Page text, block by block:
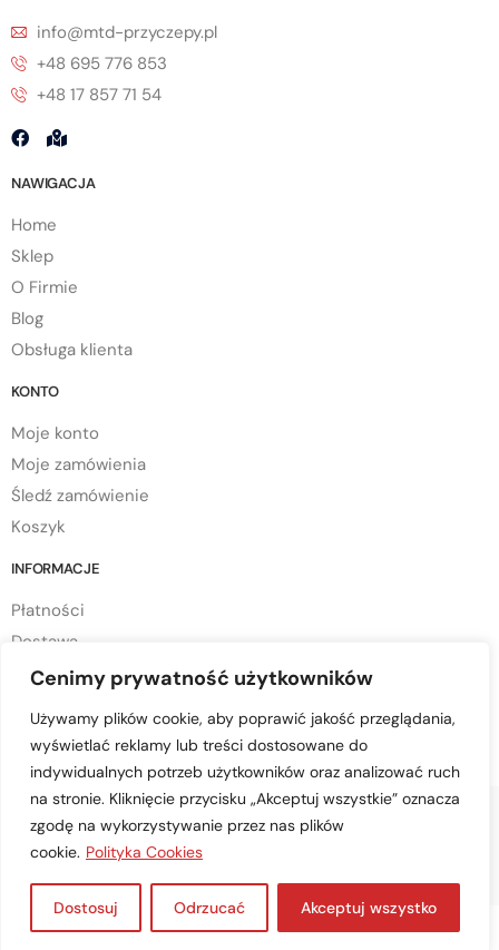
Cenimy prywatność użytkowników
Używamy plików cookie, aby poprawić jakość przeglądania,
wyświetlać reklamy lub treści dostosowane do
indywidualnych potrzeb użytkowników oraz analizować ruch
na stronie. Kliknięcie przycisku „Akceptuj wszystkie” oznacza
zgodę na wykorzystywanie przez nas plików
cookie. Polityka Cookies
Dostosuj Odrzucać Akceptuj wszystko
info@mtd-przyczepy.pl
+48 695 776 853
+48 17 857 71 54
NAWIGACJA
Home
Sklep
O Firmie
Blog
Obsługa klienta
KONTO
Moje konto
Moje zamówienia
Śledź zamówienie
Koszyk
INFORMACJE
Płatności
Dostawa
Regulamin sklepu
Polityka cookies